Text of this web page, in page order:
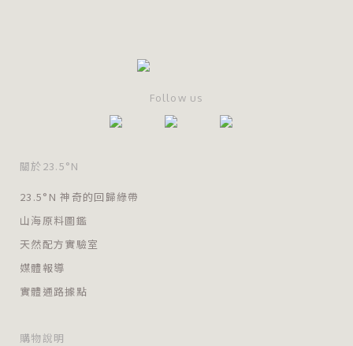
Follow us
關於23.5°N
23.5°N 神奇的回歸綠帶
山海原料圖鑑
天然配方實驗室
媒體報導
實體通路據點
購物說明